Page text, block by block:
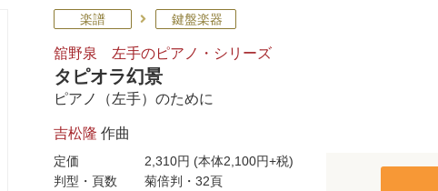
楽譜 鍵盤楽器
舘野泉 左手のピアノ・シリーズ
タピオラ幻景
ピアノ（左手）のために
吉松隆 作曲
定価 2,310円 (本体2,100円+税)
判型・頁数
菊倍判・32頁